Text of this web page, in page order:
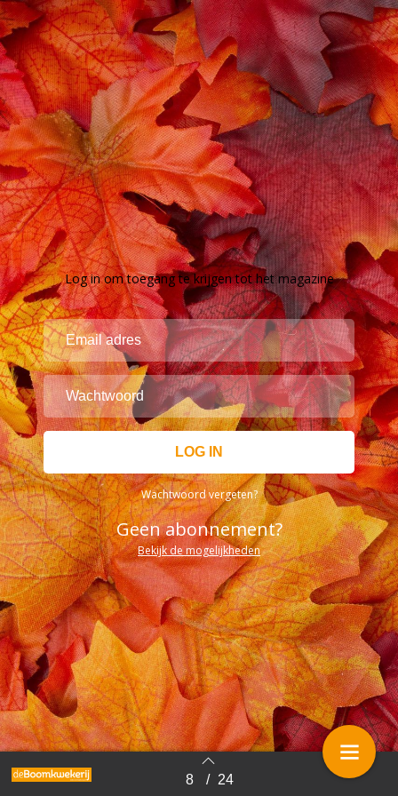
Terug naar overzicht 8 / 24
Log in om toegang te krijgen tot het magazine
Wachtwoord vergeten?
Geen abonnement?
Bekijk de mogelijkheden